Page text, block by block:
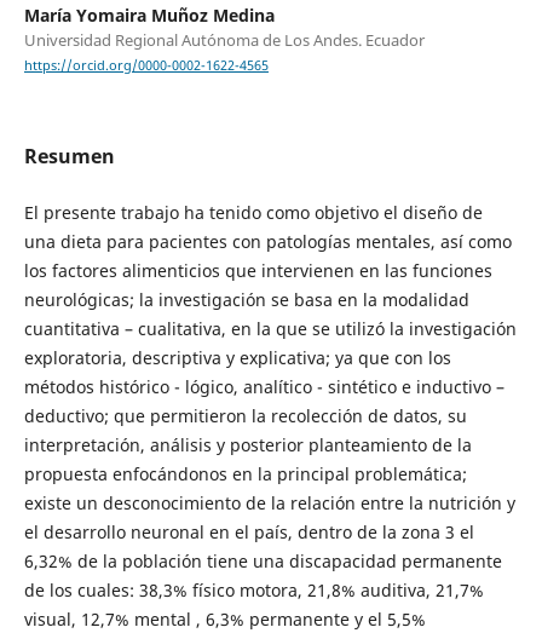
María Yomaira Muñoz Medina
Universidad Regional Autónoma de Los Andes. Ecuador
https://orcid.org/0000-0002-1622-4565
Resumen
El presente trabajo ha tenido como objetivo el diseño de
una dieta para pacientes con patologías mentales, así como
los factores alimenticios que intervienen en las funciones
neurológicas; la investigación se basa en la modalidad
cuantitativa – cualitativa, en la que se utilizó la investigación
exploratoria, descriptiva y explicativa; ya que con los
métodos histórico - lógico, analítico - sintético e inductivo –
deductivo; que permitieron la recolección de datos, su
interpretación, análisis y posterior planteamiento de la
propuesta enfocándonos en la principal problemática;
existe un desconocimiento de la relación entre la nutrición y
el desarrollo neuronal en el país, dentro de la zona 3 el
6,32% de la población tiene una discapacidad permanente
de los cuales: 38,3% físico motora, 21,8% auditiva, 21,7%
visual, 12,7% mental , 6,3% permanente y el 5,5%